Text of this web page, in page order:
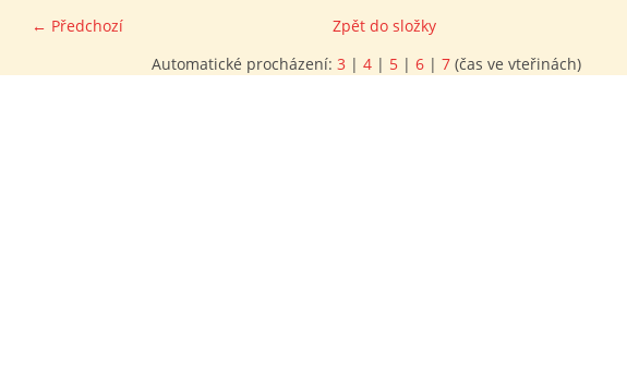
← Předchozí
Zpět do složky
Automatické procházení: 3 | 4 | 5 | 6 | 7 (čas ve vteřinách)